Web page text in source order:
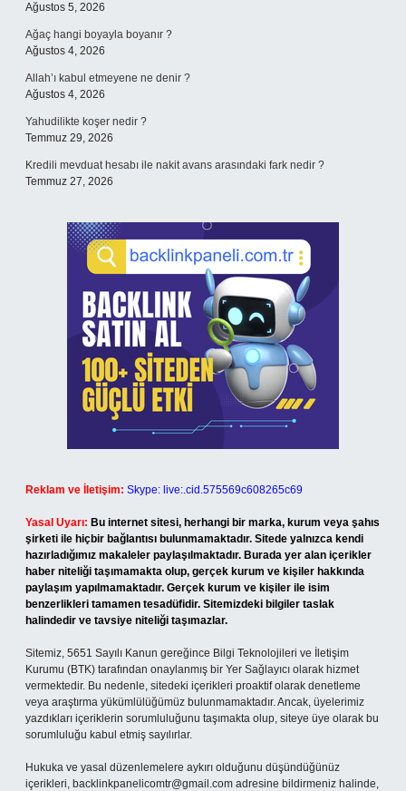
Ağustos 5, 2026
Ağaç hangi boyayla boyanır ?
Ağustos 4, 2026
Allah’ı kabul etmeyene ne denir ?
Ağustos 4, 2026
Yahudilikte koşer nedir ?
Temmuz 29, 2026
Kredili mevduat hesabı ile nakit avans arasındaki fark nedir ?
Temmuz 27, 2026
Reklam ve İletişim: Skype: live:.cid.575569c608265c69
Yasal Uyarı: Bu internet sitesi, herhangi bir marka, kurum veya şahıs
şirketi ile hiçbir bağlantısı bulunmamaktadır. Sitede yalnızca kendi
hazırladığımız makaleler paylaşılmaktadır. Burada yer alan içerikler
haber niteliği taşımamakta olup, gerçek kurum ve kişiler hakkında
paylaşım yapılmamaktadır. Gerçek kurum ve kişiler ile isim
benzerlikleri tamamen tesadüfidir. Sitemizdeki bilgiler taslak
halindedir ve tavsiye niteliği taşımazlar.
Sitemiz, 5651 Sayılı Kanun gereğince Bilgi Teknolojileri ve İletişim
Kurumu (BTK) tarafından onaylanmış bir Yer Sağlayıcı olarak hizmet
vermektedir. Bu nedenle, sitedeki içerikleri proaktif olarak denetleme
veya araştırma yükümlülüğümüz bulunmamaktadır. Ancak, üyelerimiz
yazdıkları içeriklerin sorumluluğunu taşımakta olup, siteye üye olarak bu
sorumluluğu kabul etmiş sayılırlar.
Hukuka ve yasal düzenlemelere aykırı olduğunu düşündüğünüz
içerikleri, backlinkpanelicomtr@gmail.com adresine bildirmeniz halinde,